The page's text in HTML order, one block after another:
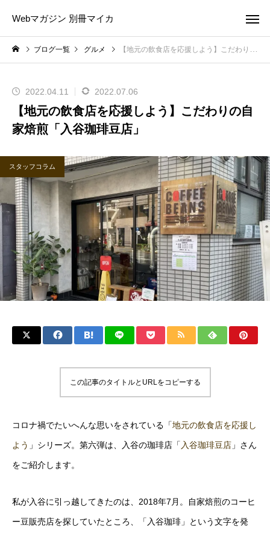
Webマガジン 別冊マイカ
ブログ一覧 グルメ 【地元の飲食店を応援しよう】こだわりの自家焙煎「入谷珈琲豆店」
2022.04.11 2022.07.06
【地元の飲食店を応援しよう】こだわりの自
家焙煎「入谷珈琲豆店」
スタッフコラム
この記事のタイトルとURLをコピーする
コロナ禍でたいへんな思いをされている「地元の飲食店を応援し
よう 」シリーズ。第六弾は、入谷の珈琲店「 入谷珈琲豆店 」さん
をご紹介します。
私が入谷に引っ越してきたのは、2018年7月。自家焙煎のコーヒ
ー豆販売店を探していたところ、「入谷珈琲」という文字を発